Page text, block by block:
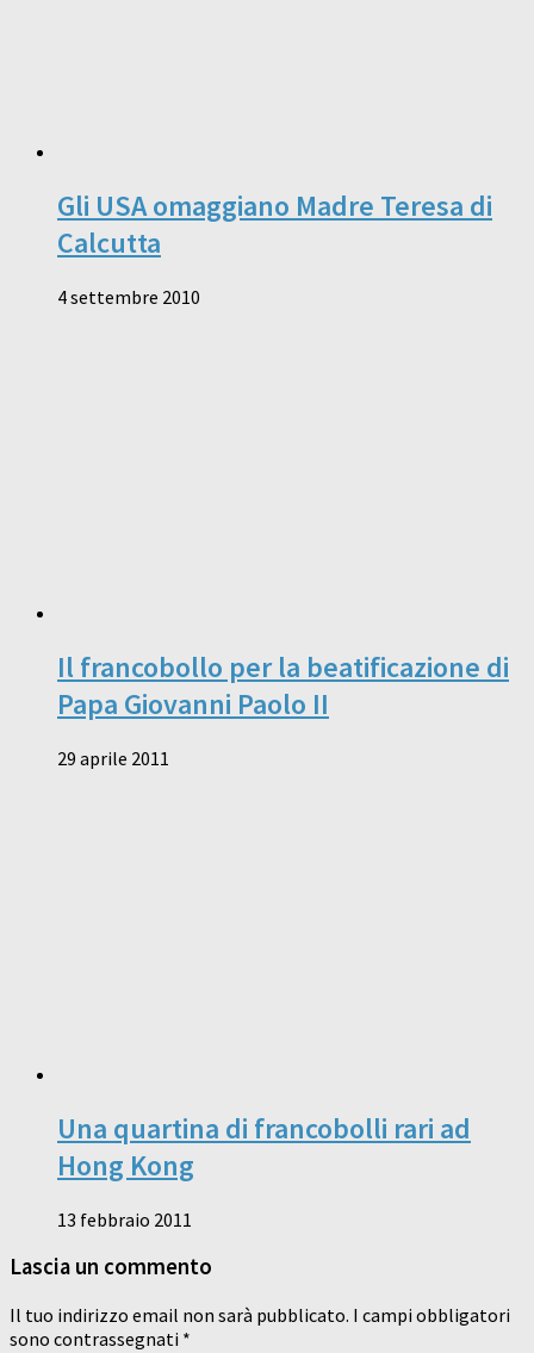
Gli USA omaggiano Madre Teresa di
Calcutta
4 settembre 2010
Il francobollo per la beatificazione di
Papa Giovanni Paolo II
29 aprile 2011
Una quartina di francobolli rari ad
Hong Kong
13 febbraio 2011
Lascia un commento
Il tuo indirizzo email non sarà pubblicato. I campi obbligatori
sono contrassegnati *